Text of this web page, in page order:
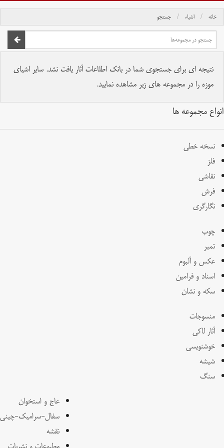
خانه اشیاء جستجو
نتیجه ای برای جستجوی شما در بانک اطلاعات آثار یافت نشد. سایر اشیای
موزه را در مجموعه های زیر مشاهده نمایید.
انواع مجموعه ها
نسخه خطی
فلز
نقاشی
فرش
نگارگری
چوب
تمبر
عکس و آلبوم
اسناد و فرامین
سکه و نشان
منسوجات
آثار لاکی
خوشنویسی
شیشه
سنگ
عاج و استخوان
سفال-سرامیک-چینی
نقشه
تمام حقوق برای موسسه کتابخانه و موزه ملی ملک محفوظ است.